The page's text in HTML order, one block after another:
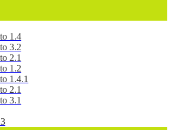
1.4
3.2
2.1
1.2
1.4.1
2.1
3.1